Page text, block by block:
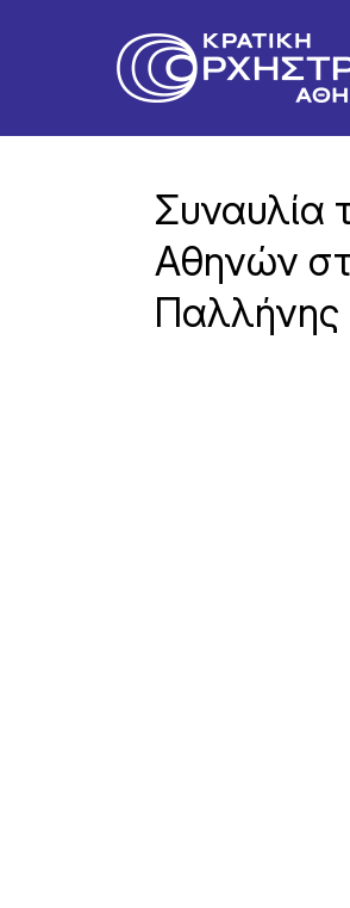
Συναυλία
Αθηνών
Παλλήνης